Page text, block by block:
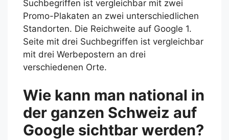
Suchbegriffen ist vergleichbar mit zwei
Promo-Plakaten an zwei unterschiedlichen
Standorten. Die Reichweite auf Google 1.
Seite mit drei Suchbegriffen ist vergleichbar
mit drei Werbepostern an drei
verschiedenen Orte.
Wie kann man national in
der ganzen Schweiz auf
Google sichtbar werden?